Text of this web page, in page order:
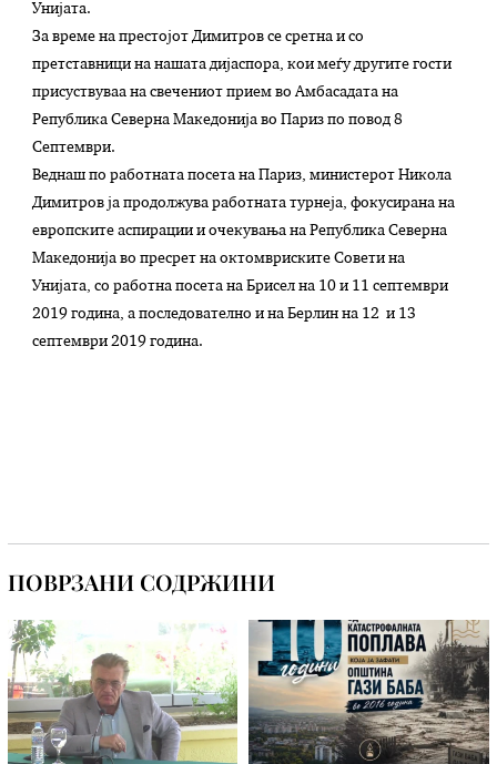
Унијата.
За време на престојот Димитров се сретна и со
претставници на нашата дијаспора, кои меѓу другите гости
присуствуваа на свечениот прием во Амбасадата на
Република Северна Македонија во Париз по повод 8
Септември.
Веднаш по работната посета на Париз, министерот Никола
Димитров ја продолжува работната турнеја, фокусирана на
европските аспирации и очекувања на Република Северна
Македонија во пресрет на октомвриските Совети на
Унијата, со работна посета на Брисел на 10 и 11 септември
2019 година, а последователно и на Берлин на 12 и 13
септември 2019 година.
ПОВРЗАНИ СОДРЖИНИ